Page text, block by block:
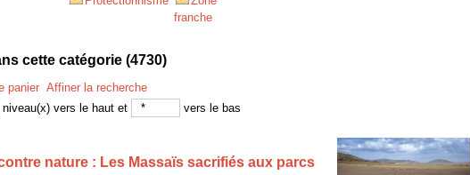
franche
cette catégorie (4730)
panier Affiner la recherche
niveau(x) vers le haut et vers le bas
nature : Les Massaïs sacrifiés aux parcs